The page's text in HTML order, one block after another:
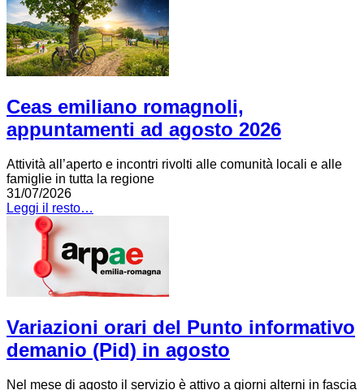
Ceas emiliano romagnoli,
appuntamenti ad agosto 2026
Attività all’aperto e incontri rivolti alle comunità locali e alle
famiglie in tutta la regione
31/07/2026
Leggi il resto…
Variazioni orari del Punto informativo
demanio (Pid) in agosto
Nel mese di agosto il servizio è attivo a giorni alterni in fascia